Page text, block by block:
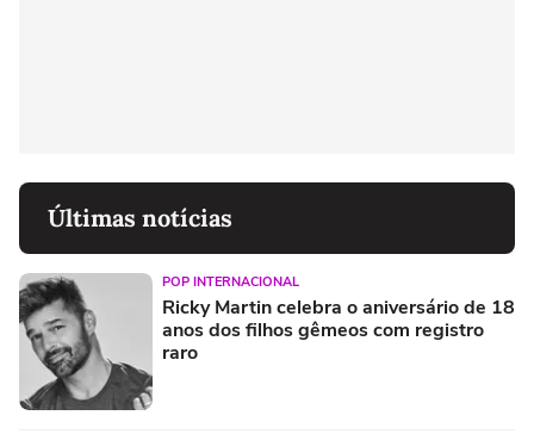
Últimas notícias
POP INTERNACIONAL
Ricky Martin celebra o aniversário de 18
anos dos filhos gêmeos com registro
raro